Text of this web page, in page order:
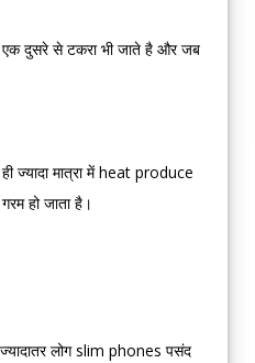
दुसरे से टकरा भी जाते है और जब
ज्यादा मात्रा में heat produce
हो जाता है।
लोग slim phones पसंद